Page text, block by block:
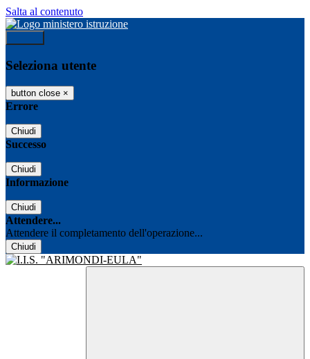
Salta al contenuto
Seleziona utente
button close ×
Errore
Chiudi
Successo
Chiudi
Informazione
Chiudi
Attendere...
Attendere il completamento dell'operazione...
Chiudi